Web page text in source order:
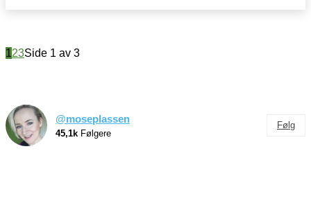
123Side 1 av 3
@moseplassen
45,1k Følgere
Følg